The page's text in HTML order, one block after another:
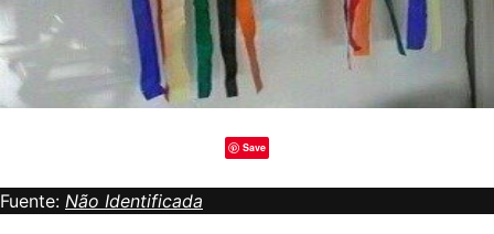
Save
Fuente: Não Identificada